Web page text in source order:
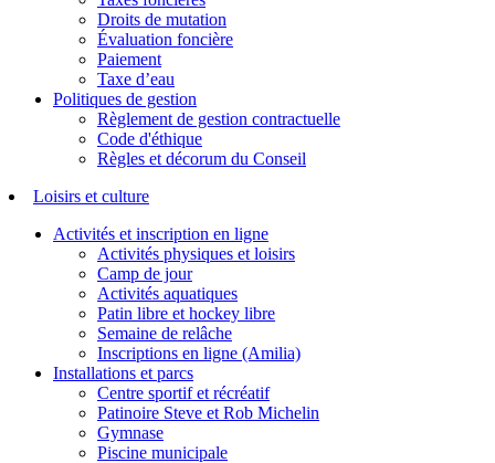
Droits de mutation
Évaluation foncière
Paiement
Taxe d’eau
Politiques de gestion
Règlement de gestion contractuelle
Code d'éthique
Règles et décorum du Conseil
Loisirs et culture
Activités et inscription en ligne
Activités physiques et loisirs
Camp de jour
Activités aquatiques
Patin libre et hockey libre
Semaine de relâche
Inscriptions en ligne (Amilia)
Installations et parcs
Centre sportif et récréatif
Patinoire Steve et Rob Michelin
Gymnase
Piscine municipale